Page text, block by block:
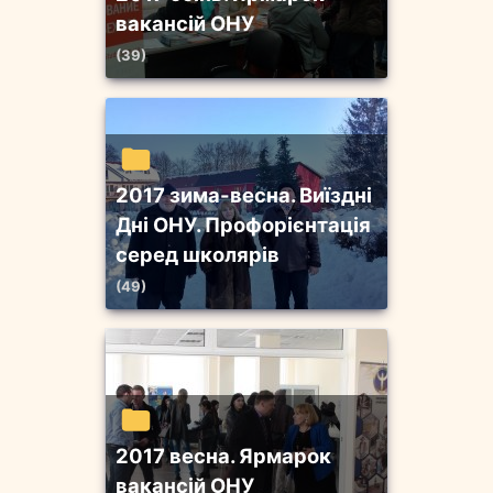
вакансій ОНУ
(39)
2017 зима-весна. Виїздні
Дні ОНУ. Профорієнтація
серед школярів
(49)
2017 весна. Ярмарок
вакансій ОНУ